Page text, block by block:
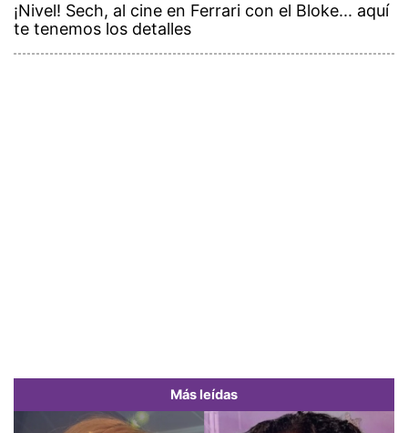
¡Nivel! Sech, al cine en Ferrari con el Bloke... aquí
te tenemos los detalles
Más leídas